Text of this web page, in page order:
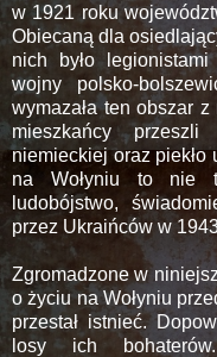
w 1921 roku
Obiecaną dla
nich było
wojny polsko-
wymazała ten obszar
mieszkańcy
niemieckiej oraz
na Wołyniu to nie
ludobójstwo,
przez Ukraińców w
Zgromadzone w
o życiu na Wołyniu
przestał istnieć.
losy ich